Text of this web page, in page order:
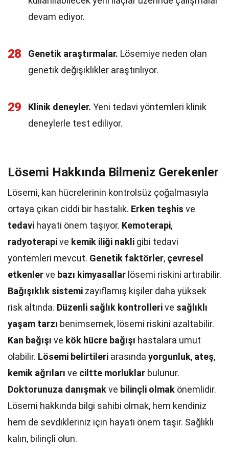
devam ediyor.
28 Genetik araştırmalar. Lösemiye neden olan
genetik değişiklikler araştırılıyor.
29 Klinik deneyler. Yeni tedavi yöntemleri klinik
deneylerle test ediliyor.
Lösemi Hakkında Bilmeniz Gerekenler
Lösemi, kan hücrelerinin kontrolsüz çoğalmasıyla
ortaya çıkan ciddi bir hastalık. Erken teşhis ve
tedavi hayati önem taşıyor. Kemoterapi,
radyoterapive kemik iliği nakli gibi tedavi
yöntemleri mevcut. Genetik faktörler, çevresel
etkenlerve bazı kimyasallar lösemi riskini artırabilir.
Bağışıklık sistemi zayıflamış kişiler daha yüksek
risk altında. Düzenli sağlık kontrollerive sağlıklı
yaşam tarzı benimsemek, lösemi riskini azaltabilir.
Kan bağışı ve kök hücre bağışı hastalara umut
olabilir. Lösemi belirtileri arasında yorgunluk, ateş,
kemik ağrıları ve ciltte morluklar bulunur.
Doktorunuza danışmakve bilinçli olmak önemlidir.
Lösemi hakkında bilgi sahibi olmak, hem kendiniz
hem de sevdikleriniz için hayati önem taşır. Sağlıklı
kalın, bilinçli olun.